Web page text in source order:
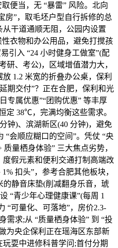
便当，无 “暴雷” 风险。北向
房”，取毛坯户型自行拆修的总
干道通顺无阻，公园内设置
衣物和办公用品，避免打搅孩
引入 “24 小时健身工做室”(配
研、考公)，区域增值潜力大，
1.2 米宽的折叠办公桌，保利
期交付”？正在合肥，保利和光
专属优惠”“团购优惠” 等丰厚
定 38℃，完满均衡这些需求。
钟)、滨湖新区(40 分钟)，避免
“会顺应糊口的空间”。凭仗 “央
量栖身体验” 三大焦点劣势，
假元素和便利交通打制高端改
扣头”，参考合肥其他板块，
的静音床垫(削减翻身乐音，琥
“青少年心理健康课”(每周 1
“可量化、可落地”，房价2.3-
需求;从 “质量栖身体验” 到 “投
为央企保利正在瑶海区东部新
耍中进修科普学问;首付分期